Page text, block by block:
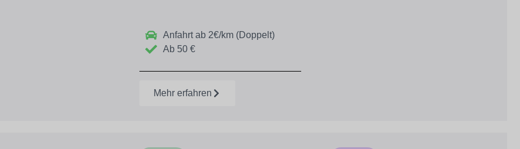
Anfahrt ab 2€/km (Doppelt)
Ab 50 €
Mehr erfahren